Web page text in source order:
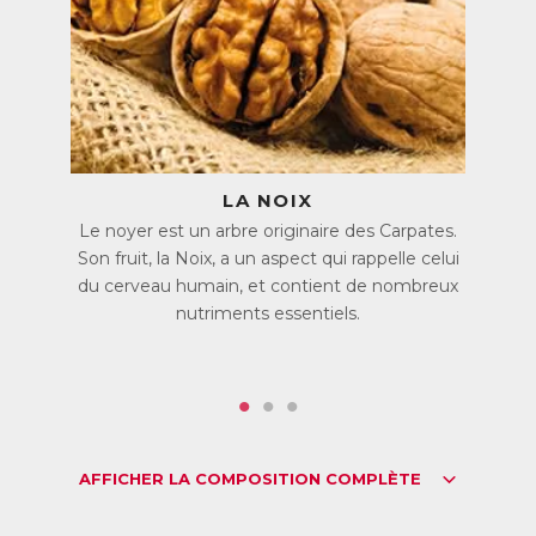
Quelles qu’en soient les causes, les pertes de mémoire, les
difficultés de concentration et de raisonnement sont
souvent handicapantes.
C’est pourquoi Cerveau Clair associe des actifs qui
interviennent à plusieurs niveaux pour soutenir les
performances mentales. Ces comprimés 100% naturels
conviennent aussi bien aux étudiants en période de
révisions qu’aux personnes âgées qui perçoivent une baisse
de leurs capacités mentales, ou encore aux personnes
actives qui ont besoin d’une aide occasionnelle.
Des actifs végétaux pour tonifier le cerveau
Cerveau Clair associe des extraits végétaux à des vitamines
Cerveau Clair contient des extraits de Noix, de Grenade et
nutriments indispensables à son bon fonctionnement.
LA NOIX
Le noyer est un arbre originaire des Carpates.
Son fruit, la Noix, a un aspect qui rappelle celui
du cerveau humain, et contient de nombreux
nutriments essentiels.
AFFICHER LA COMPOSITION COMPLÈTE